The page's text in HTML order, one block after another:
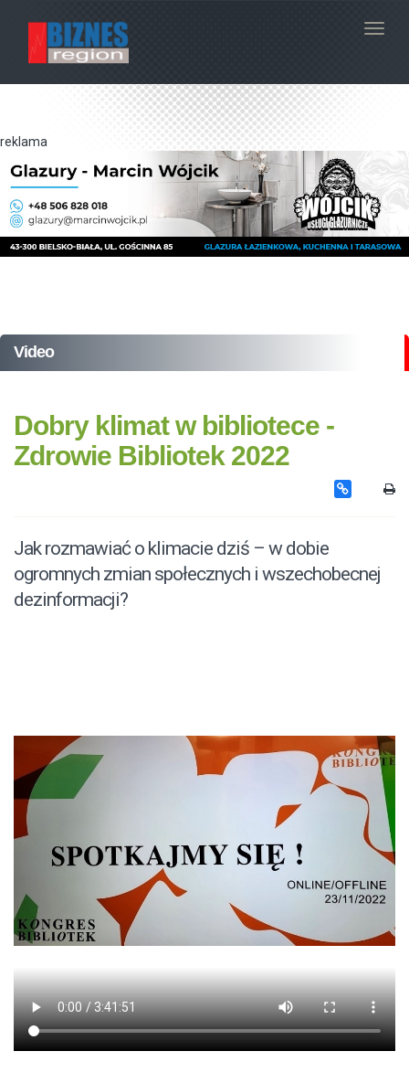
reklama
Video
Dobry klimat w bibliotece -
Zdrowie Bibliotek 2022
Jak rozmawiać o klimacie dziś – w dobie
ogromnych zmian społecznych i wszechobecnej
dezinformacji?